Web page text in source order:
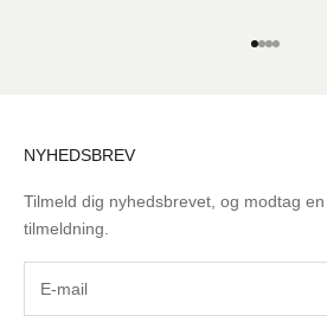
Gå til
Gå til
Gå til
Gå til
NYHEDSBREV
Tilmeld dig nyhedsbrevet, og modtag en
tilmeldning.